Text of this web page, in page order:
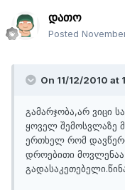
დათო
Posted
On 11/12/2010 at
გამარჯობა,არ ვიცი
ყოველ შემოსვლაზე
ერთხელ რომ
დროებითი მოვლენაა